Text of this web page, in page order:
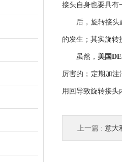
接头自身也要具有
后，旋转接头重
的发生；其实旋转
虽然，美国
厉害的；定期加
用回导致旋转接头
上一篇 : 意大利